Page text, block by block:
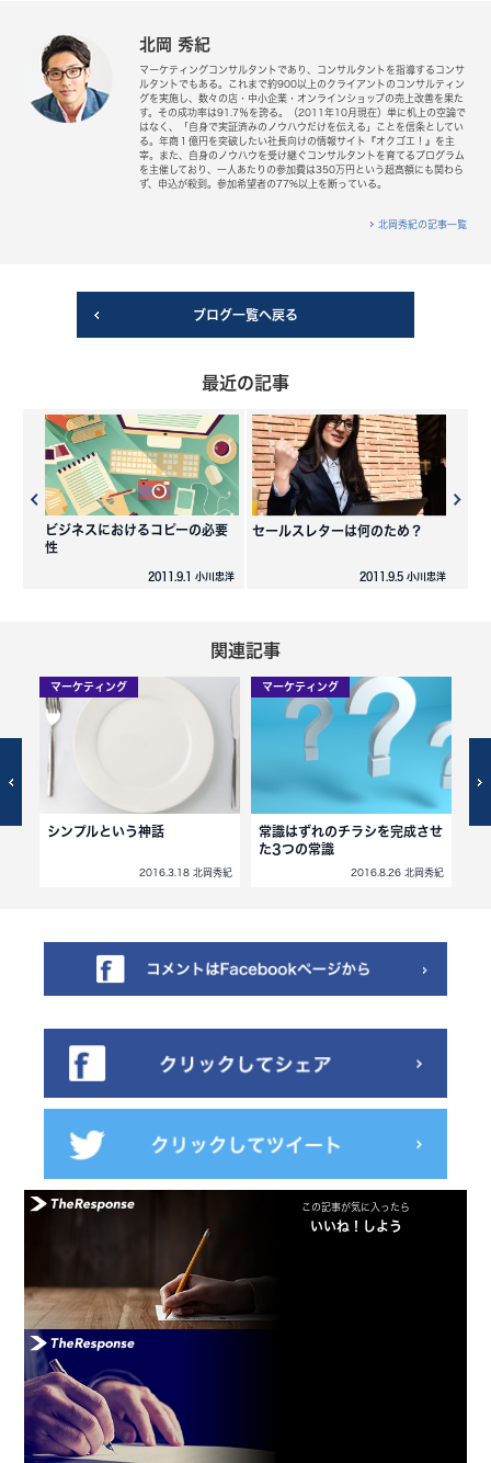
北岡 秀紀
マーケティングコンサルタントであり、コンサルタントを指導するコンサ
ルタントでもある。これまで約900以上のクライアントのコンサルティン
グを実施し、数々の店・中小企業・オンラインショップの売上改善を果た
す。その成功率は91.7％を誇る。（2011年10月現在）単に机上の空論で
はなく、「自身で実証済みのノウハウだけを伝える」ことを信条としてい
る。年商１億円を突破したい社長向けの情報サイト『オクゴエ！』を主
宰。また、自身のノウハウを受け継ぐコンサルタントを育てるプログラム
を主催しており、一人あたりの参加費は350万円という超高額にも関わら
ず、申込が殺到。参加希望者の77%以上を断っている。
北岡秀紀の記事一覧
ブログ一覧へ戻る
最近の記事
ビジネスにおけるコピーの必要
性
2011.9.1 小川忠洋
セールスレターは何のため？
2011.9.5 小川忠洋
関連記事
マーケティング
シンプルという神話
2016.3.18 北岡秀紀
マーケティング
常識はずれのチラシを完成させ
た3つの常識
2016.8.26 北岡秀紀
この記事が気に入ったら
いいね！しよう